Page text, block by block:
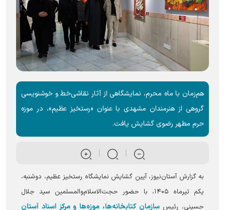
هم‌زمان با ماه محرم، نمایشگاهی از آثار نقاشی‌خط و خوشنویسی
گروهی از هنرمندان مشهدی با عنوان «رستخیز عظیم»، در موزه
حرم مطهر رضوی گشایش یافت.
به گزارش آستان‌نیوز، آیین گشایش نمایشگاه رستخیز عظیم، دوشنبه،
یکم تیرماه ۱۴۰۵، با حضور حجت‌الاسلام‌والمسلمین سید جلال
حسینی، رئیسسازمان کتابخانه‌ها، موزه‌ها و مرکز اسناد آستان